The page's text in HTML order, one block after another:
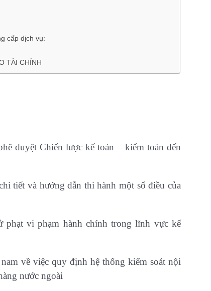
cấp dịch vụ:
TÀI CHÍNH
duyệt Chiến lược kế toán – kiểm toán đến
tiết và hướng dẫn thi hành một số điều của
vi phạm hành chính trong lĩnh vực kế
về việc quy định hệ thống kiểm soát nội
nước ngoài